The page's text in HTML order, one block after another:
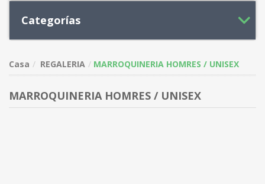
Categorías
Casa REGALERIA MARROQUINERIA HOMRES / UNISEX
MARROQUINERIA HOMRES / UNISEX